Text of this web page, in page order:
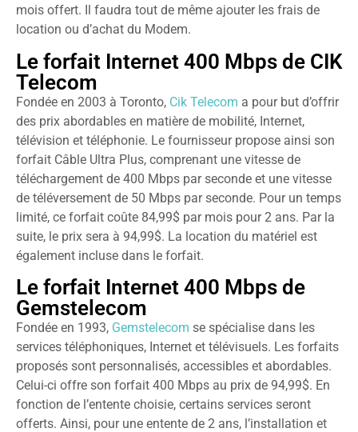
mois offert. Il faudra tout de même ajouter les frais de
location ou d’achat du Modem.
Le forfait Internet 400 Mbps de CIK
Telecom
Fondée en 2003 à Toronto, Cik Telecom a pour but d’offrir
des prix abordables en matière de mobilité, Internet,
télévision et téléphonie. Le fournisseur propose ainsi son
forfait Câble Ultra Plus, comprenant une vitesse de
téléchargement de 400 Mbps par seconde et une vitesse
de téléversement de 50 Mbps par seconde. Pour un temps
limité, ce forfait coûte 84,99$ par mois pour 2 ans. Par la
suite, le prix sera à 94,99$. La location du matériel est
également incluse dans le forfait.
Le forfait Internet 400 Mbps de
Gemstelecom
Fondée en 1993, Gemstelecom se spécialise dans les
services téléphoniques, Internet et télévisuels. Les forfaits
proposés sont personnalisés, accessibles et abordables.
Celui-ci offre son forfait 400 Mbps au prix de 94,99$. En
fonction de l’entente choisie, certains services seront
offerts. Ainsi, pour une entente de 2 ans, l’installation et